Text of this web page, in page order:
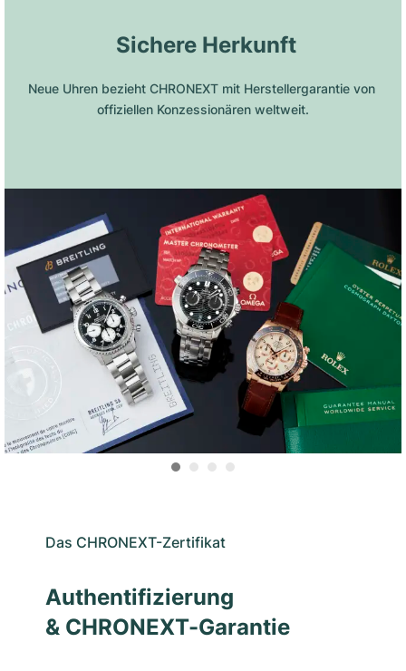
Sichere Herkunft
Neue Uhren bezieht CHRONEXT mit Herstellergarantie von
offiziellen Konzessionären weltweit.
Das CHRONEXT-Zertifikat
Authentifizierung
& CHRONEXT-Garantie